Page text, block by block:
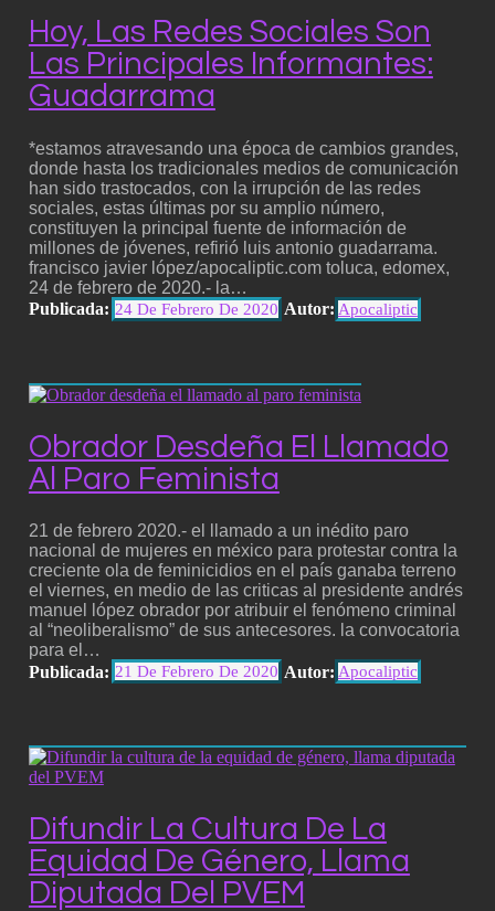
Hoy, Las Redes Sociales Son
Las Principales Informantes:
Guadarrama
*estamos atravesando una época de cambios grandes,
donde hasta los tradicionales medios de comunicación
han sido trastocados, con la irrupción de las redes
sociales, estas últimas por su amplio número,
constituyen la principal fuente de información de
millones de jóvenes, refirió luis antonio guadarrama.
francisco javier lópez/apocaliptic.com toluca, edomex,
24 de febrero de 2020.- la…
Publicada: 24 De Febrero De 2020 Autor: Apocaliptic
Obrador Desdeña El Llamado
Al Paro Feminista
21 de febrero 2020.- el llamado a un inédito paro
nacional de mujeres en méxico para protestar contra la
creciente ola de feminicidios en el país ganaba terreno
el viernes, en medio de las criticas al presidente andrés
manuel lópez obrador por atribuir el fenómeno criminal
al “neoliberalismo” de sus antecesores. la convocatoria
para el…
Publicada: 21 De Febrero De 2020 Autor: Apocaliptic
Difundir La Cultura De La
Equidad De Género, Llama
Diputada Del PVEM